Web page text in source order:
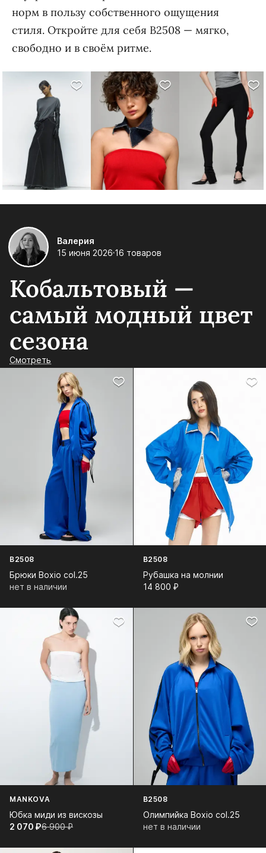
норм в пользу собственного ощущения
стиля. Откройте для себя B2508 — мягко,
свободно и в своём ритме.
Валерия
15 июня 2026 16 товаров
Кобальтовый —
самый модный цвет
сезона
Смотреть
B2508
Брюки Boxio col.25
нет в наличии
B2508
Рубашка на молнии
14 800⁠ ⁠₽
MANKOVA
Юбка миди из вискозы
2 070⁠ ⁠₽6 900⁠ ⁠₽
B2508
Олимпийка Boxio col.25
нет в наличии